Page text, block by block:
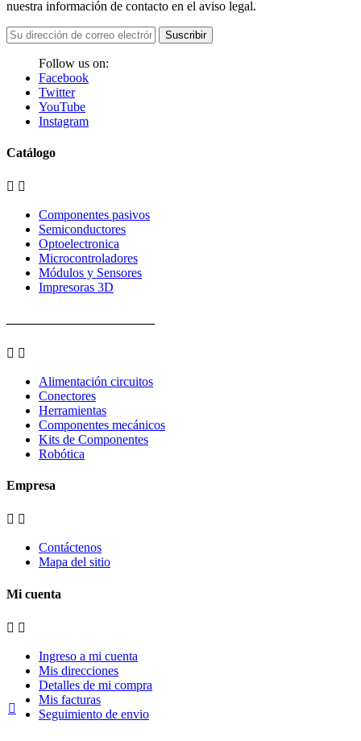
nuestra información de contacto en el aviso legal.
Suscribir
Follow us on:
Facebook
Twitter
YouTube
Instagram
Catálogo
 
Componentes pasivos
Semiconductores
Optoelectronica
Microcontroladores
Módulos y Sensores
Impresoras 3D
 
Alimentación circuitos
Conectores
Herramientas
Componentes mecánicos
Kits de Componentes
Robótica
Empresa
 
Contáctenos
Mapa del sitio
Mi cuenta
 
Ingreso a mi cuenta
Mis direcciones
Detalles de mi compra
Mis facturas
Seguimiento de envio
